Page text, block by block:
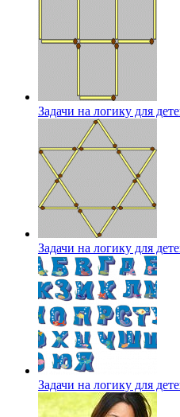
Задачи на логику для
Задачи на логику для
Задачи на логику для